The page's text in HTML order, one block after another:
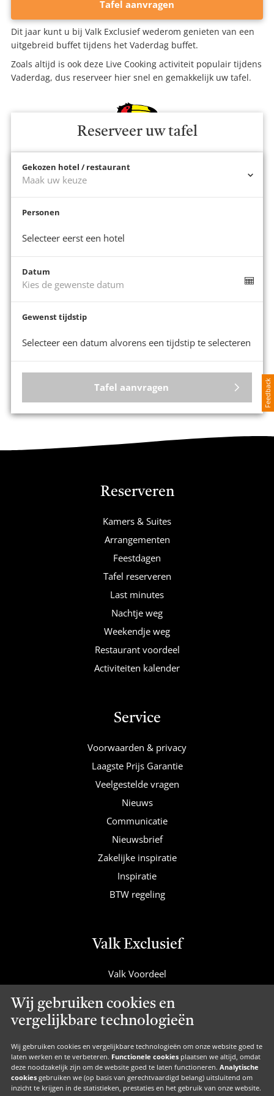
Wij gebruiken cookies en
vergelijkbare technologieën
Wij gebruiken cookies en vergelijkbare technologieën om onze website goed te
laten werken en te verbeteren. Functionele cookies plaatsen we altijd, omdat
deze noodzakelijk zijn om de website goed te laten functioneren. Analytische
cookies gebruiken we (op basis van gerechtvaardigd belang) uitsluitend om
inzicht te krijgen in de statistieken, prestaties en het gebruik van onze website.
Tafel aanvragen
Dit jaar kunt u bij Valk Exclusief wederom genieten van een
uitgebreid buffet tijdens het Vaderdag buffet.
Zoals altijd is ook deze Live Cooking activiteit populair tijdens
Vaderdag, dus reserveer hier snel en gemakkelijk uw tafel.
Reserveer uw tafel
Gekozen hotel / restaurant
Maak uw keuze
Personen
Selecteer eerst een hotel
Datum
Kies de gewenste datum
Gewenst tijdstip
Selecteer een datum alvorens een tijdstip te selecteren
Tafel aanvragen
Reserveren
Kamers & Suites
Arrangementen
Feestdagen
Tafel reserveren
Last minutes
Nachtje weg
Weekendje weg
Restaurant voordeel
Activiteiten kalender
Service
Voorwaarden & privacy
Laagste Prijs Garantie
Veelgestelde vragen
Nieuws
Communicatie
Nieuwsbrief
Zakelijke inspiratie
Inspiratie
BTW regeling
Valk Exclusief
Valk Voordeel
Valk Suites
Valk Jobs
Valk Exclusief Membership
Valk Voor Thuis
Valk Exclusief Zakelijk
Feedback